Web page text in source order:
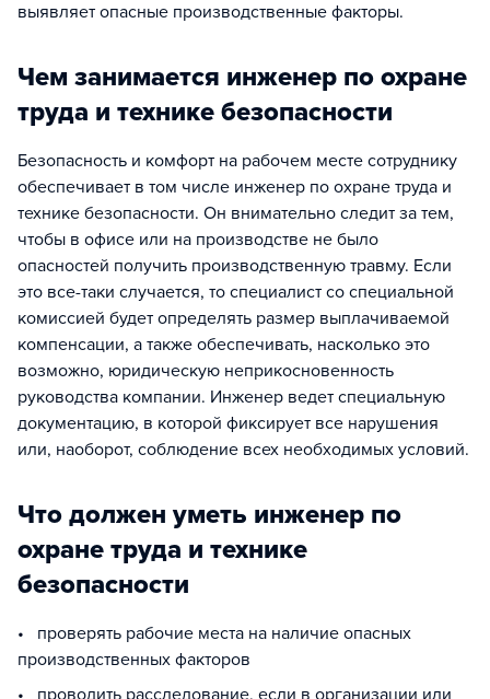
выявляет опасные производственные факторы.
Чем занимается инженер по охране
труда и технике безопасности
Безопасность и комфорт на рабочем месте сотруднику
обеспечивает в том числе инженер по охране труда и
технике безопасности. Он внимательно следит за тем,
чтобы в офисе или на производстве не было
опасностей получить производственную травму. Если
это все-таки случается, то специалист со специальной
комиссией будет определять размер выплачиваемой
компенсации, а также обеспечивать, насколько это
возможно, юридическую неприкосновенность
руководства компании. Инженер ведет специальную
документацию, в которой фиксирует все нарушения
или, наоборот, соблюдение всех необходимых условий.
Что должен уметь инженер по
охране труда и технике
безопасности
• проверять рабочие места на наличие опасных
производственных факторов
• проводить расследование, если в организации или